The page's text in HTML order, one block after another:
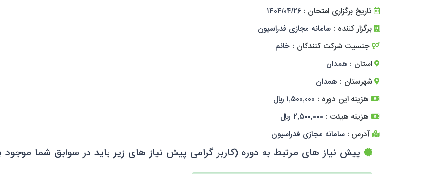
تاریخ برگزاری امتحان : ۱۴۰۴/۰۴/۲۶
برگزار کننده : سامانه مجازی فدراسیون
جنسیت شرکت کنندگان : خانم
استان : همدان
شهرستان : همدان
هزینه این دوره : ۱,۵۰۰,۰۰۰ ریال
هزینه هیئت : ۲,۵۰۰,۰۰۰ ریال
آدرس : سامانه مجازی فدراسیون
پیش نیاز های مرتبط به دوره (کاربر گرامی پیش نیاز های زیر باید در سوابق شما موجود